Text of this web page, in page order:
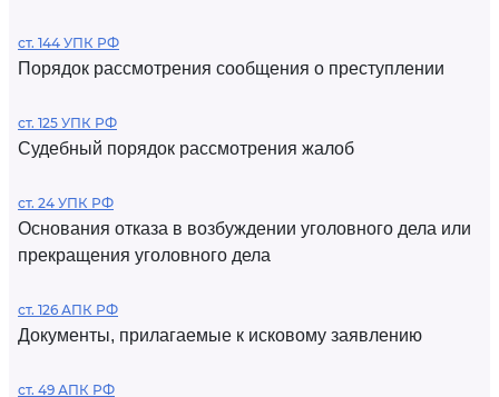
ст. 144 УПК РФ
Порядок рассмотрения сообщения о преступлении
ст. 125 УПК РФ
Судебный порядок рассмотрения жалоб
ст. 24 УПК РФ
Основания отказа в возбуждении уголовного дела или
прекращения уголовного дела
ст. 126 АПК РФ
Документы, прилагаемые к исковому заявлению
ст. 49 АПК РФ